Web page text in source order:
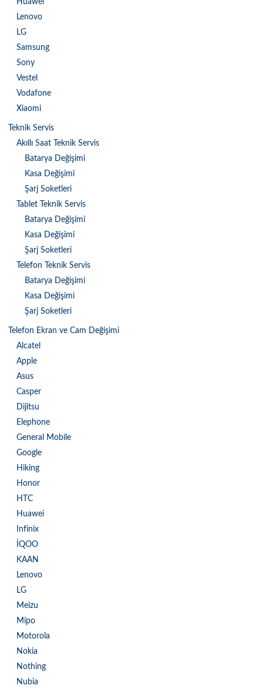
Lenovo
LG
Samsung
Sony
Vestel
Vodafone
Xiaomi
Teknik Servis
Akıllı Saat Teknik Servis
Batarya Değişimi
Kasa Değişimi
Şarj Soketleri
Tablet Teknik Servis
Batarya Değişimi
Kasa Değişimi
Şarj Soketleri
Telefon Teknik Servis
Batarya Değişimi
Kasa Değişimi
Şarj Soketleri
Telefon Ekran ve Cam Değişimi
Alcatel
Apple
Asus
Casper
Dijitsu
Elephone
General Mobile
Google
Hiking
Honor
HTC
Huawei
Infinix
İQOO
KAAN
Lenovo
LG
Meizu
Mipo
Motorola
Nokia
Nothing
Nubia